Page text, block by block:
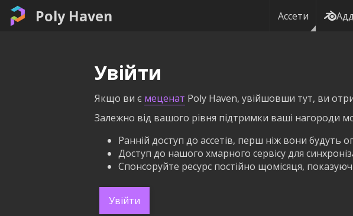
Poly Haven Ассети
Увійти
Якщо ви є меценат Poly Haven, увійшовши тут, ви
Залежно від вашого рівня підтримки ваші нагороди
Ранній доступ до ассетів, перш ніж вони будуть
Доступ до нашого хмарного сервісу для
Спонсоруйте ресурс постійно щомісяця,
Увійти